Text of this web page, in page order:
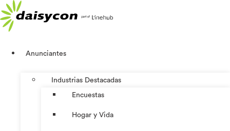
al
contenido
Anunciantes
Industrias Destacadas
Encuestas
Hogar y Vida